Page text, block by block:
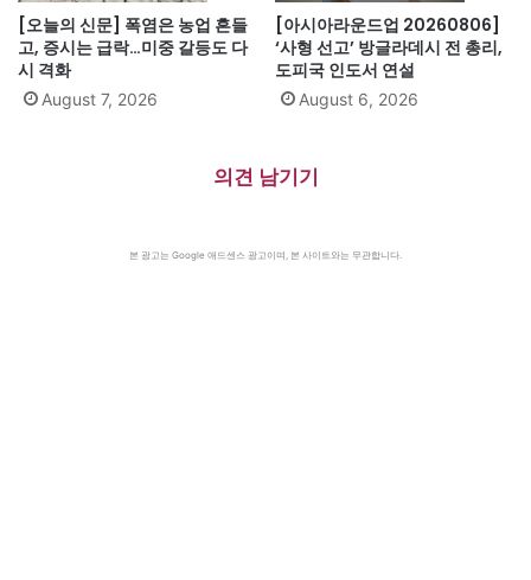
[오늘의 신문] 폭염은 농업 흔들
고, 증시는 급락…미중 갈등도 다
시 격화
August 7, 2026
[아시아라운드업 20260806]
‘사형 선고’ 방글라데시 전 총리,
도피국 인도서 연설
August 6, 2026
의견 남기기
본 광고는 Google 애드센스 광고이며, 본 사이트와는 무관합니다.